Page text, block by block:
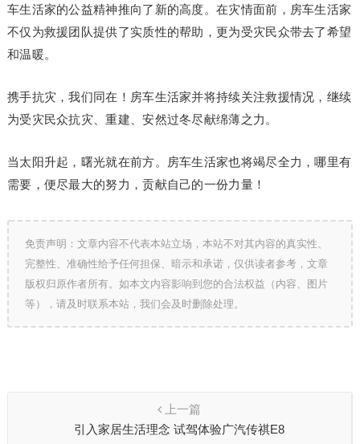
车生活家的公益精神推向了新的高度。在灾情面前，房车生活家
不仅为救援团队提供了实质性的帮助，更为受灾民众带去了希望
和温暖。
携手抗灾，我们同在！房车生活家并将持续关注救援情况，继续
为受灾民众抗灾、重建、安然过冬尽献绵薄之力。
当太阳升起，曙光就在前方。房车生活家也将竭尽全力，哪里有
需要，便尽最大的努力，贡献自己的一份力量！
免责声明：文章内容不代表本站立场，本站不对其内容的真实性、
完整性、准确性给予任何担保、暗示和承诺，仅供读者参考，文章
版权归原作者所有。如本文内容影响到您的合法权益（内容、图片
等），请及时联系本站，我们会及时删除处理。
上一篇
引入家居生活理念 试驾体验广汽传祺E8